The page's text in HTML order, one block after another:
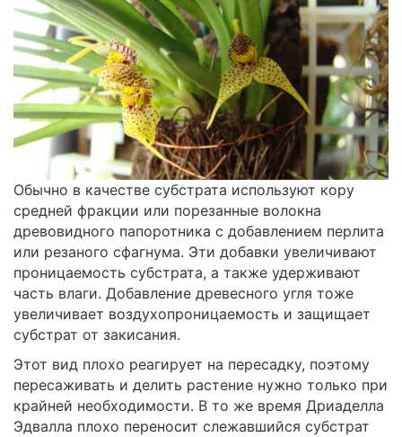
Обычно в качестве субстрата используют кору
средней фракции или порезанные волокна
древовидного папоротника с добавлением перлита
или резаного сфагнума. Эти добавки увеличивают
проницаемость субстрата, а также удерживают
часть влаги. Добавление древесного угля тоже
увеличивает воздухопроницаемость и защищает
субстрат от закисания.
Этот вид плохо реагирует на пересадку, поэтому
пересаживать и делить растение нужно только при
крайней необходимости. В то же время Дриаделла
Эдвалла плохо переносит слежавшийся субстрат